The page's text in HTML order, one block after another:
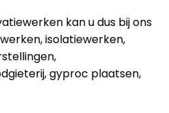
kan u dus bij ons
isolatiewerken,
gyproc plaatsen,